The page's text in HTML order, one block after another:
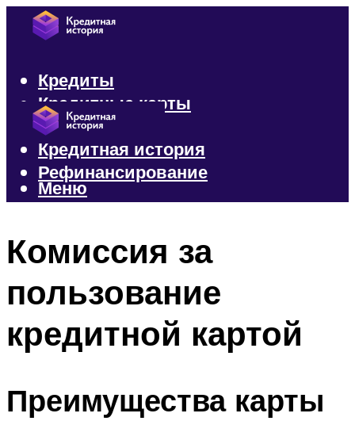
Кредиты
Кредитные карты
Микрозаймы
Кредитная история
Рефинансирование
Меню
Комиссия за
пользование
кредитной картой
Преимущества карты